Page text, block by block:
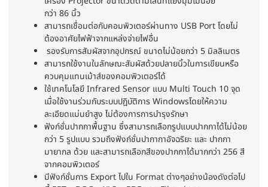
กว่า 86 นิ้ว
สามารถเชื่อมต่อกับคอมพิวเตอร์ผ่านทาง USB Portโดยไม่
ต้องอาศัยไฟฟ้าจากแหล่งจ่ายไฟอื่น
รองรับการสัมผัสจากอุปกรณ์ ขนาดไม่น้อยกว่า 5 มิลลิเมตร
สามารถใช้งานในลักษณะสัมผัสด้วยปลายนิ้วในการเขียนหรือ
ควบคุมแทนเม้าส์ของคอมพิวเตอร์ได้
ใช้เทคโนโลยีInfrared Sensor แบบ Multi Touch 10 จุด
เมื่อใช้งานร่วมกับระบบปฎิบัติการWindowsโดยให้ความ
ละเอียดแม่นยำสูง ไม่ต้องการการบำรุงรักษา
ฟังก์ชั่นปากกาพื้นฐาน ซึ่งสามารถเลือกรูปแบบปากกาได้ไม่น้อย
กว่า 5รูปแบบ รวมถึงฟังก์ชั่นปากากาอัจฉริยะ และ ปากกา
มายากล ด้วย และสามารถเลือกสีของปากกาได้มากกว่า 256สี
จากคอมพิวเตอร์
มีฟังก์ชั่นการ Exportไปใน Format ต่างๆอย่างน้องดังต่อไป